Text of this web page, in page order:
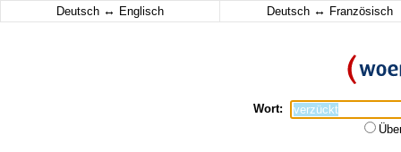
Deutsch ↔ Englisch Deutsch ↔ Französisch
Wort: